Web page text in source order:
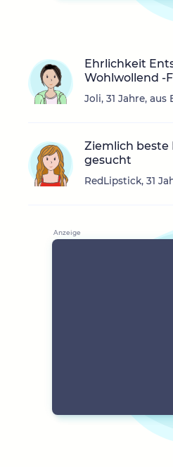
Ehrlichkeit
Wohlwollend -
Joli, 31 Jahre, aus
Ziemlich beste
gesucht
RedLipstick, 31